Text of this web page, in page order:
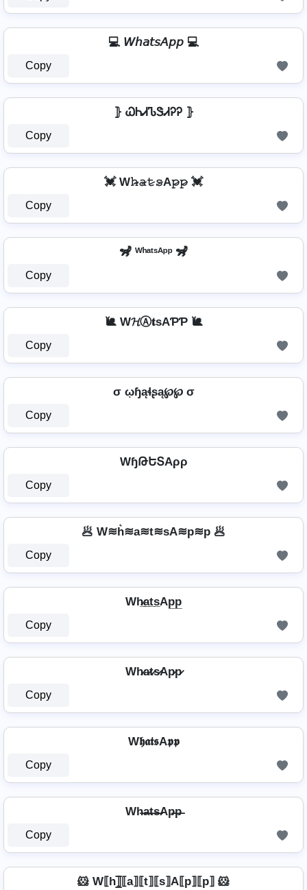
💻 𝘞𝘩𝘢𝘵𝘴𝘈𝘱𝘱 💻
Copy
⦄ ᏇᏂᏗᏖᏕᏗᎮᎮ ⦄
Copy
💓 W𝚑̷̴𝚊̷𝚝̷𝚜̷A𝚙̷𝚙̷ 💓
Copy
🦨 ᵂʰᵃᵗˢᴬᵖᵖ 🦨
Copy
🐌 W𝓗Ⓐ𝐭ѕAƤƤ 🐌
Copy
σ ῳɧąɬʂą℘℘ σ
Copy
WɧԹԵՏAρρ
Copy
🥟 W≋h͛≋a≋t≋sA≋p≋p 🥟
Copy
Wh̷̲a̲t̲s̲Ap̲p̲
Copy
Wh̷a̷t̷s̷Ap̷p̷
Copy
W𝖍𝖆𝖙𝖘A𝖕𝖕
Copy
Wh̶a̶t̶s̶Ap̶p̶
Copy
🐹 W⟦h⟧̲̅⟦a⟧⟦t⟧⟦s⟧A⟦p⟧⟦p⟧ 🐹